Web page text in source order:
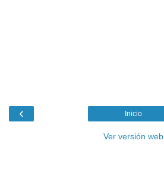
‹ Inicio
Ver versión web